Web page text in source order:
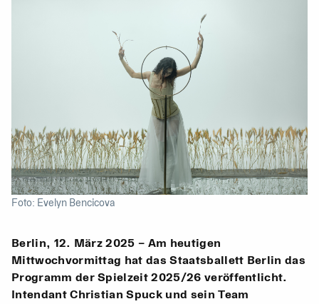
Foto: Evelyn Bencicova
Berlin, 12. März 2025 – Am heutigen
Mittwochvormittag hat das Staatsballett Berlin das
Programm der Spielzeit 2025/26 veröffentlicht.
Intendant Christian Spuck und sein Team